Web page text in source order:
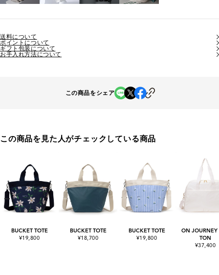
送料について
ポイントについて
ギフト包装について
お手入れ方法について
この商品をシェア
この商品を見た人がチェックしている商品
BUCKET TOTE
¥19,800
BUCKET TOTE
¥18,700
BUCKET TOTE
¥19,800
ON JOURNEY
TON
¥37,400